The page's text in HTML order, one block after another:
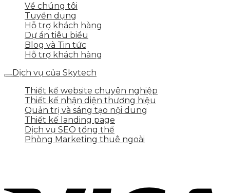
Về chúng tôi
Tuyển dụng
Hỗ trợ khách hàng
Dự án tiêu biểu
Blog và Tin tức
Hỗ trợ khách hàng
Dịch vụ của Skytech
Thiết kế website chuyên nghiệp
Thiết kế nhận diện thương hiệu
Quản trị và sáng tạo nội dung
Thiết kế landing page
Dịch vụ SEO tổng thể
Phòng Marketing thuê ngoài